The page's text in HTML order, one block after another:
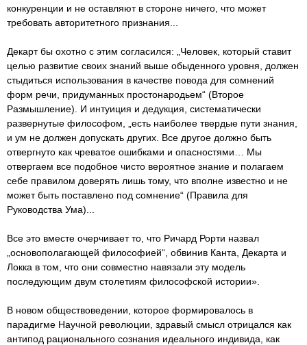
конкуренции и не оставляют в стороне ничего, что может
требовать авторитетного признания...
Декарт бы охотно с этим согласился: „Человек, который ставит
целью развитие своих знаний выше обыденного уровня, должен
стыдиться использования в качестве повода для сомнений
форм речи, придуманных простонародьем“ (Второе
Размышление). И интуиция и дедукция, систематически
развернутые философом, „есть наиболее твердые пути знания,
и ум не должен допускать других. Все другое должно быть
отвергнуто как чреватое ошибками и опасностями… Мы
отвергаем все подобное чисто вероятное знание и полагаем
себе правилом доверять лишь тому, что вполне известно и не
может быть поставлено под сомнение“ (Правила для
Руководства Ума)...
Все это вместе очерчивает то, что Ричард Рорти назвал
„основополагающей философией“, обвинив Канта, Декарта и
Локка в том, что они совместно навязали эту модель
последующим двум столетиям философской истории».
В новом обществоведении, которое формировалось в
парадигме Научной революции, здравый смысл отрицался как
антипод рационального сознания идеального индивида, как